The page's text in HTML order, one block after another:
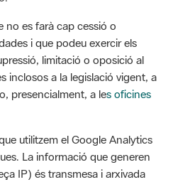
limitació o oposició al
a la legislació vigent, a
presencialment, a les oficines
utilitzem el Google Analytics
La informació que generen
IP) és transmesa i arxivada
servidors del web. Per tal
IP, la Diputació de Barcelona
IP, incorporada pel propi